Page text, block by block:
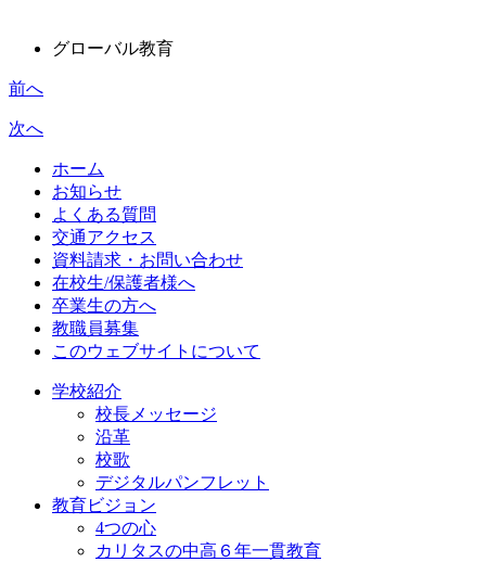
グローバル教育
前へ
次へ
ホーム
お知らせ
よくある質問
交通アクセス
資料請求・お問い合わせ
在校生/保護者様へ
卒業生の方へ
教職員募集
このウェブサイトについて
学校紹介
校長メッセージ
沿革
校歌
デジタルパンフレット
教育ビジョン
4つの心
カリタスの中高６年一貫教育